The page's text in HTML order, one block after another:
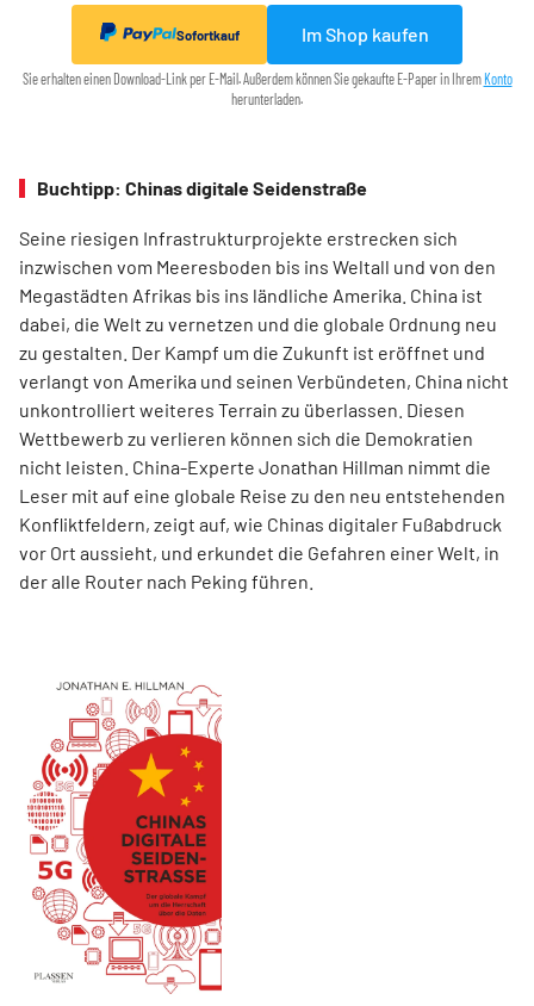
Sofortkauf Im Shop kaufen
Sie erhalten einen Download-Link per E-Mail. Außerdem können Sie gekaufte E-Paper in Ihrem Konto
herunterladen.
Buchtipp: Chinas digitale Seidenstraße
Seine riesigen Infrastrukturprojekte erstrecken sich
inzwischen vom Meeresboden bis ins Weltall und von den
Megastädten Afrikas bis ins ländliche Amerika. China ist
dabei, die Welt zu vernetzen und die globale Ordnung neu
zu gestalten. Der Kampf um die Zukunft ist eröffnet und
verlangt von Amerika und seinen Verbündeten, China nicht
unkontrolliert weiteres Terrain zu überlassen. Diesen
Wettbewerb zu verlieren können sich die Demokratien
nicht leisten. China-Experte Jonathan Hillman nimmt die
Leser mit auf eine globale Reise zu den neu entstehenden
Konfliktfeldern, zeigt auf, wie Chinas digitaler Fußabdruck
vor Ort aussieht, und erkundet die Gefahren einer Welt, in
der alle Router nach Peking führen.